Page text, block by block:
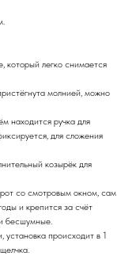
который легко снимается
молнией, можно
находится ручка для
для сложения
козырёк для
со смотровым окном, сам
и крепится за счёт
бесшумные.
происходит в 1